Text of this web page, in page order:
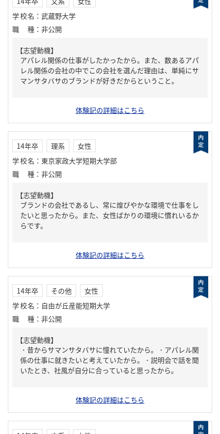
学校名 ： 武蔵野大学
職種 ： 非公開
【志望動機】
アパレル関係の仕事がしたかったから。また、数あるアパ
レル関係の会社の中でこの会社を選んだ理由は、単純にサ
マンサタバサのブランドが好きだからということ。
体験記の詳細はこちら
14年卒 理系
女性
学校名 ： 東京家政大学短期大学部
職種 ： 非公開
【志望動機】
ブランドの会社であるし、常に煌びやかな環境で仕事をし
たいと思ったから。また、女性ばかりの環境に慣れいるか
らです。
体験記の詳細はこちら
14年卒 その他
女性
学校名 ： 自由が丘産能短期大学
職種 ： 非公開
【志望動機】
・昔からサマンサタバサに憧れていたから。・アパレル関
係の仕事に就きたいと考えていたから。・説明会で話を聞
いたとき、社風が自分に合っていると思ったから。
体験記の詳細はこちら